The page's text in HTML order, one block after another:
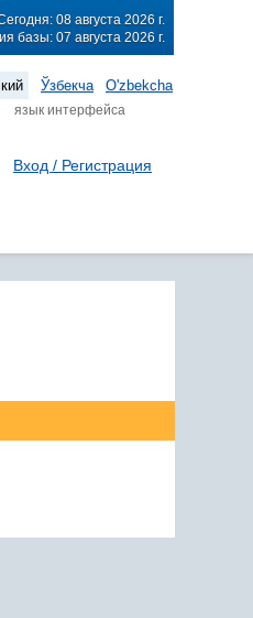
08 августа 2026 г.
базы: 07 августа 2026 г.
Ўзбекча O'zbekcha
язык интерфейса
Вход / Регистрация